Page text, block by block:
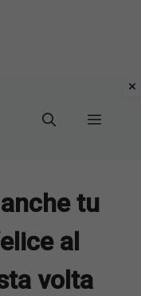
Menu
tu
al
volta